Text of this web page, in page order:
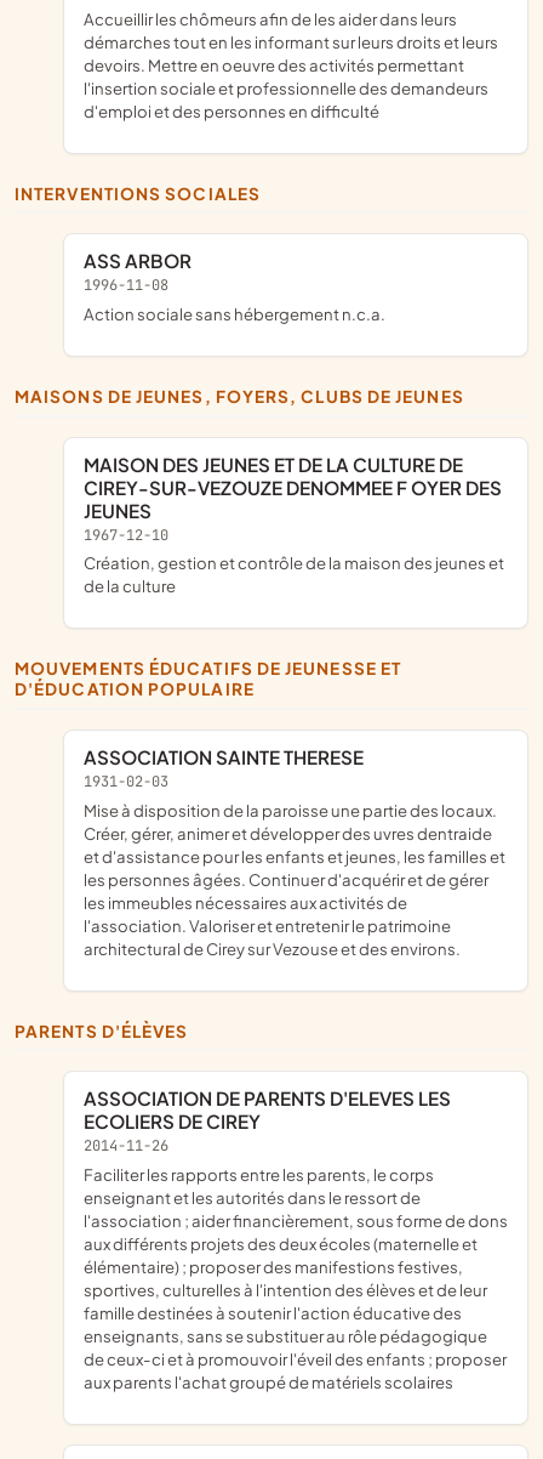
accueillir les chômeurs afin de les aider dans leurs
démarches tout en les informant sur leurs droits et leurs
devoirs. Mettre en oeuvre des activités permettant
l'insertion sociale et professionnelle des demandeurs
d'emploi et des personnes en difficulté
INTERVENTIONS SOCIALES
ASS ARBOR
1996-11-08
Action sociale sans hébergement n.c.a.
MAISONS DE JEUNES, FOYERS, CLUBS DE JEUNES
MAISON DES JEUNES ET DE LA CULTURE DE
CIREY-SUR-VEZOUZE DENOMMEE F OYER DES
JEUNES
1967-12-10
Création, gestion et contrôle de la maison des jeunes et
de la culture
MOUVEMENTS ÉDUCATIFS DE JEUNESSE ET
D'ÉDUCATION POPULAIRE
ASSOCIATION SAINTE THERESE
1931-02-03
Mise à disposition de la paroisse une partie des locaux.
Créer, gérer, animer et développer des uvres dentraide
et d'assistance pour les enfants et jeunes, les familles et
les personnes âgées. Continuer d'acquérir et de gérer
les immeubles nécessaires aux activités de
l'association. Valoriser et entretenir le patrimoine
architectural de Cirey sur Vezouse et des environs.
PARENTS D'ÉLÈVES
ASSOCIATION DE PARENTS D'ELEVES LES
ECOLIERS DE CIREY
2014-11-26
faciliter les rapports entre les parents, le corps
enseignant et les autorités dans le ressort de
l'association ; aider financièrement, sous forme de dons
aux différents projets des deux écoles (maternelle et
élémentaire) ; proposer des manifestions festives,
sportives, culturelles à l'intention des élèves et de leur
famille destinées à soutenir l'action éducative des
enseignants, sans se substituer au rôle pédagogique
de ceux-ci et à promouvoir l'éveil des enfants ; proposer
aux parents l'achat groupé de matériels scolaires